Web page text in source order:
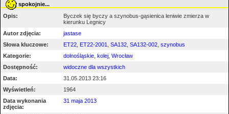
spokojnie...
Opis:
Byczek się byczy a szynobus-gąsienica leniwie zmierza w
kierunku Legnicy
Autor zdjęcia:
jastase
Słowa kluczowe:
ET22 ET22-2001 SA132 SA132-002 szynobus
Kategorie:
dolnośląskie kolej Wrocław
Dostępność:
widoczne dla wszystkich
Data:
31.05.2013 23:16
Wyświetleń:
1964
Data wykonania
zdjęcia:
31 maja 2013